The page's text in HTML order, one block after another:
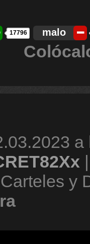
17796 malo
a
y